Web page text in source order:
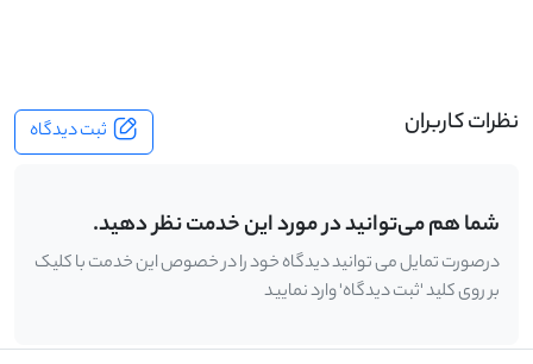
نظرات کاربران ثبت دیدگاه
شما هم می‌توانید در مورد این خدمت نظر دهید.
درصورت تمایل می توانید دیدگاه خود را در خصوص این خدمت با کلیک
بر روی کلید 'ثبت دیدگاه' وارد نمایید